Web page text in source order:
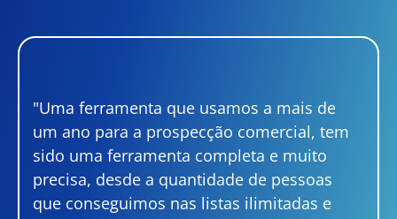
"Uma ferramenta que usamos a mais de
um ano para a prospecção comercial, tem
sido uma ferramenta completa e muito
precisa, desde a quantidade de pessoas
que conseguimos nas listas ilimitadas e